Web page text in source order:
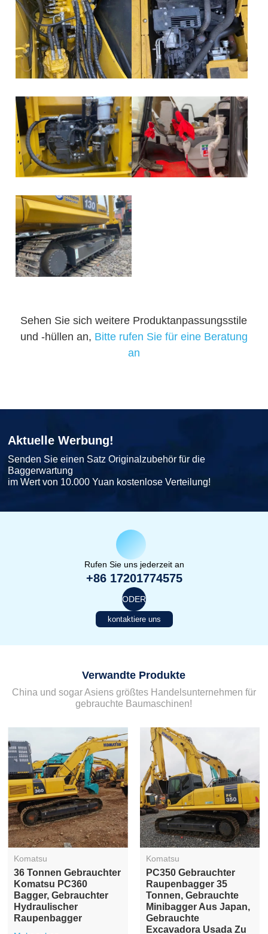
Sehen Sie sich weitere Produktanpassungsstile
und -hüllen an, Bitte rufen Sie für eine Beratung
an
Aktuelle Werbung!
Senden Sie einen Satz Originalzubehör für die
Baggerwartung
im Wert von 10.000 Yuan kostenlose Verteilung!
Rufen Sie uns jederzeit an
+86 17201774575
ODER
kontaktiere uns
Verwandte Produkte
China und sogar Asiens größtes Handelsunternehmen für
gebrauchte Baumaschinen!
Komatsu
36 Tonnen Gebrauchter
Komatsu PC360
Bagger, Gebrauchter
Hydraulischer
Raupenbagger
Komatsu
PC350 Gebrauchter
Raupenbagger 35
Tonnen, Gebrauchte
Minibagger Aus Japan,
Gebrauchte
Excavadora Usada Zu